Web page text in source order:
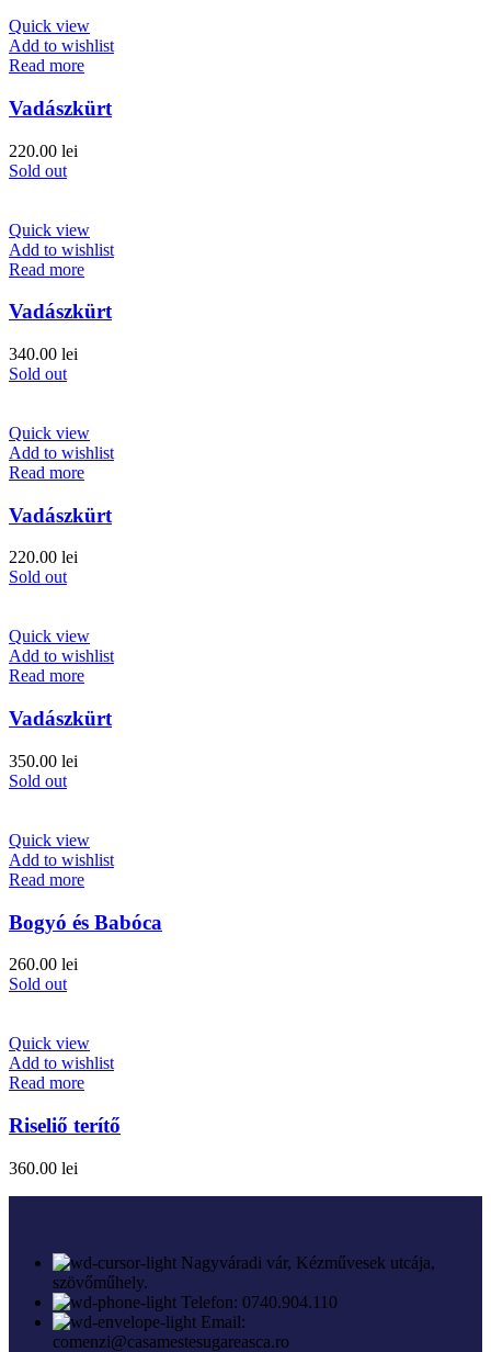
Quick view
Add to wishlist
Read more
Vadászkürt
220.00 lei
Sold out
Quick view
Add to wishlist
Read more
Vadászkürt
340.00 lei
Sold out
Quick view
Add to wishlist
Read more
Vadászkürt
220.00 lei
Sold out
Quick view
Add to wishlist
Read more
Vadászkürt
350.00 lei
Sold out
Quick view
Add to wishlist
Read more
Bogyó és Babóca
260.00 lei
Sold out
Quick view
Add to wishlist
Read more
Riseliő terítő
360.00 lei
Nagyváradi vár, Kézművesek utcája,
szövőműhely.
Telefon: 0740.904.110
Email:
comenzi@casamestesugareasca.ro